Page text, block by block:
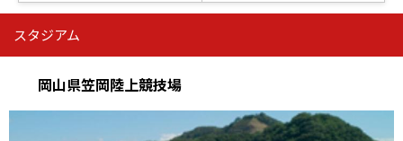
第16節 09/05 (土) 15:00
ニッパツ
-
石人の星
スタジアム
岡山県笠岡陸上競技場